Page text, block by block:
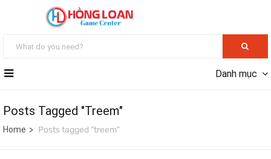
Danh mục
Posts Tagged "treem"
Home Posts tagged "treem"